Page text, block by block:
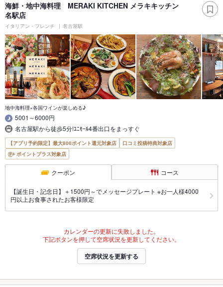
海鮮・地中海料理 MERAKI KITCHEN メラキキッチン
名駅店
イタリアン・フレンチ 名古屋駅
地中海料理×各国ワインが楽しめる♪
5001～6000円
名古屋駅から徒歩5分!ﾕﾆﾓｰﾙ4番出口をまっすぐ
【アプリ予約限定】最大800ポイント還元対象店
口コミ投稿特典対象店
ポイントプラス対象店
クーポン コース
【誕生日・記念日】＋1500円～でメッセージプレート ※お一人様4000
円以上お食事されたお客様限定
カレンダーの更新に失敗しました。
下記ボタンを押して空席状況を更新してください。
空席状況を更新する